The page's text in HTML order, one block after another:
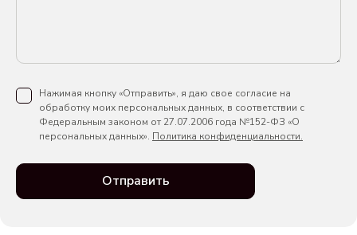
Нажимая кнопку «Отправить», я даю свое согласие на
обработку моих персональных данных, в соответствии с
Федеральным законом от 27.07.2006 года №152-ФЗ «О
персональных данных». Политика конфиденциальности.
Отправить